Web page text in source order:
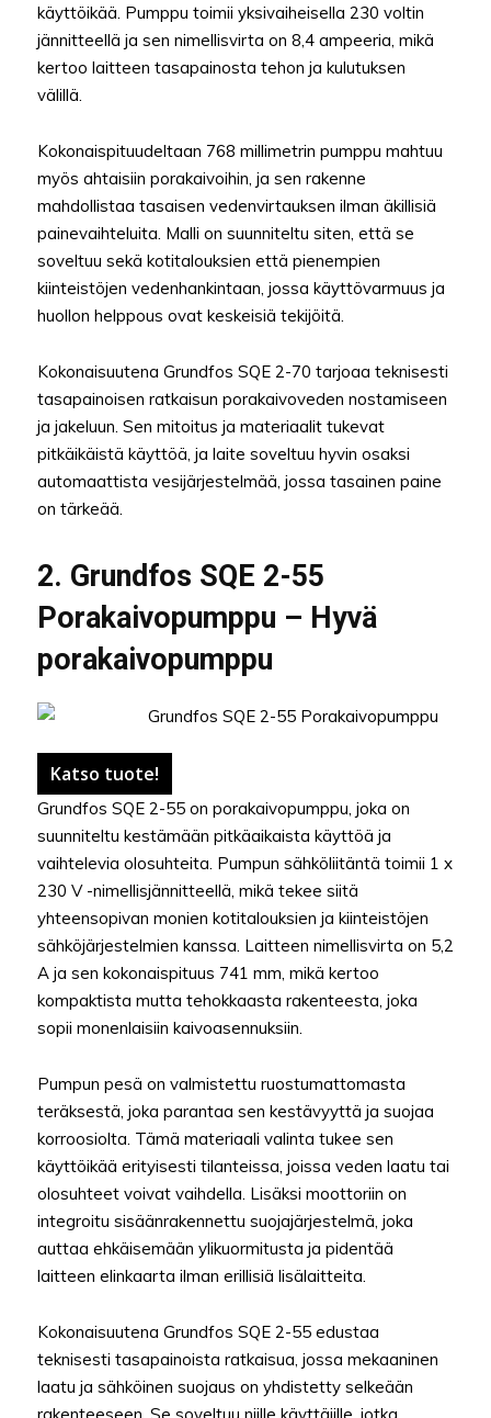
käyttöikää. Pumppu toimii yksivaiheisella 230 voltin
jännitteellä ja sen nimellisvirta on 8,4 ampeeria, mikä
kertoo laitteen tasapainosta tehon ja kulutuksen
välillä.
Kokonaispituudeltaan 768 millimetrin pumppu mahtuu
myös ahtaisiin porakaivoihin, ja sen rakenne
mahdollistaa tasaisen vedenvirtauksen ilman äkillisiä
painevaihteluita. Malli on suunniteltu siten, että se
soveltuu sekä kotitalouksien että pienempien
kiinteistöjen vedenhankintaan, jossa käyttövarmuus ja
huollon helppous ovat keskeisiä tekijöitä.
Kokonaisuutena Grundfos SQE 2-70 tarjoaa teknisesti
tasapainoisen ratkaisun porakaivoveden nostamiseen
ja jakeluun. Sen mitoitus ja materiaalit tukevat
pitkäikäistä käyttöä, ja laite soveltuu hyvin osaksi
automaattista vesijärjestelmää, jossa tasainen paine
on tärkeää.
2. Grundfos SQE 2-55
Porakaivopumppu – Hyvä
porakaivopumppu
Katso tuote!
Grundfos SQE 2-55 on porakaivopumppu, joka on
suunniteltu kestämään pitkäaikaista käyttöä ja
vaihtelevia olosuhteita. Pumpun sähköliitäntä toimii 1 x
230 V -nimellisjännitteellä, mikä tekee siitä
yhteensopivan monien kotitalouksien ja kiinteistöjen
sähköjärjestelmien kanssa. Laitteen nimellisvirta on 5,2
A ja sen kokonaispituus 741 mm, mikä kertoo
kompaktista mutta tehokkaasta rakenteesta, joka
sopii monenlaisiin kaivoasennuksiin.
Pumpun pesä on valmistettu ruostumattomasta
teräksestä, joka parantaa sen kestävyyttä ja suojaa
korroosiolta. Tämä materiaali valinta tukee sen
käyttöikää erityisesti tilanteissa, joissa veden laatu tai
olosuhteet voivat vaihdella. Lisäksi moottoriin on
integroitu sisäänrakennettu suojajärjestelmä, joka
auttaa ehkäisemään ylikuormitusta ja pidentää
laitteen elinkaarta ilman erillisiä lisälaitteita.
Kokonaisuutena Grundfos SQE 2-55 edustaa
teknisesti tasapainoista ratkaisua, jossa mekaaninen
laatu ja sähköinen suojaus on yhdistetty selkeään
rakenteeseen. Se soveltuu niille käyttäjille, jotka